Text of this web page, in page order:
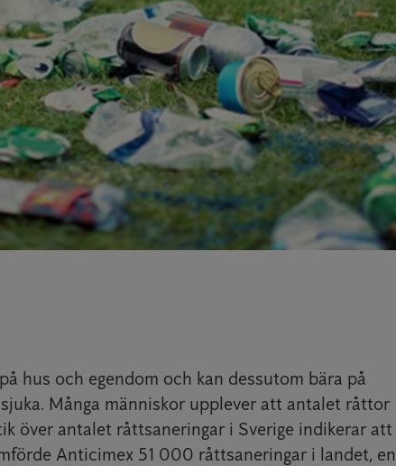
hus och egendom och kan dessutom bära på
Många människor upplever att antalet råttor
över antalet råttsaneringar i Sverige indikerar att
Anticimex 51 000 råttsaneringar i landet, en